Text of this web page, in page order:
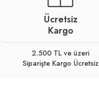
Ücretsiz
Kargo
2.500 TL ve üzeri
Siparişte Kargo Ücretsiz